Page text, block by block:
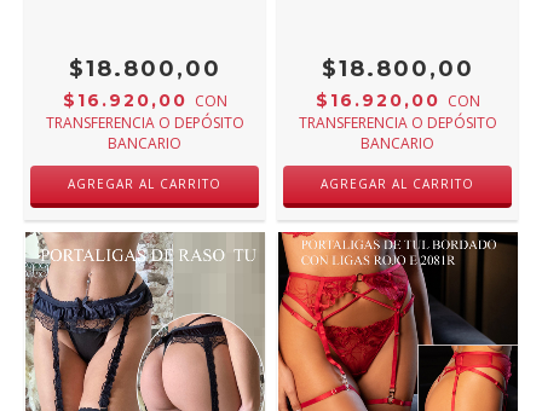
$18.800,00
$16.920,00 CON
TRANSFERENCIA O DEPÓSITO
BANCARIO
AGREGAR AL CARRITO
$18.800,00
$16.920,00 CON
TRANSFERENCIA O DEPÓSITO
BANCARIO
AGREGAR AL CARRITO